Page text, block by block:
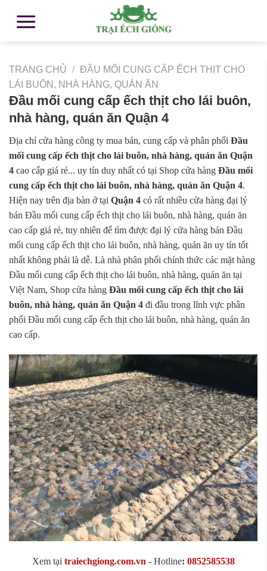
TRANG CHỦ / ĐẦU MỐI CUNG CẤP ẾCH THỊT CHO
LÁI BUÔN, NHÀ HÀNG, QUÁN ĂN
Đầu mối cung cấp ếch thịt cho lái buôn,
nhà hàng, quán ăn Quận 4
Địa chỉ cửa hàng công ty mua bán, cung cấp và phân phối Đầu
mối cung cấp ếch thịt cho lái buôn, nhà hàng, quán ăn Quận
4 cao cấp giá rẻ... uy tín duy nhất có tại Shop cửa hàng Đầu mối
cung cấp ếch thịt cho lái buôn, nhà hàng, quán ăn Quận 4.
Hiện nay trên địa bàn ở tại Quận 4 có rất nhiều cửa hàng đại lý
bán Đầu mối cung cấp ếch thịt cho lái buôn, nhà hàng, quán ăn
cao cấp giá rẻ, tuy nhiên để tìm được đại lý cửa hàng bán Đầu
mối cung cấp ếch thịt cho lái buôn, nhà hàng, quán ăn uy tín tốt
nhất không phải là dễ. Là nhà phân phối chính thức các mặt hàng
Đầu mối cung cấp ếch thịt cho lái buôn, nhà hàng, quán ăn tại
Việt Nam, Shop cửa hàng Đầu mối cung cấp ếch thịt cho lái
buôn, nhà hàng, quán ăn Quận 4 đi đầu trong lĩnh vực phân
phối Đầu mối cung cấp ếch thịt cho lái buôn, nhà hàng, quán ăn
cao cấp.
Xem tại traiechgiong.com.vn - Hotline: 0852585538